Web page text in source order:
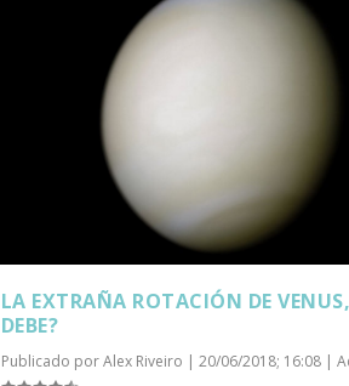
LA EXTRAÑA ROTACIÓN DE
DEBE?
Publicado porAlex Riveiro | 20/06/2018; 16:08|